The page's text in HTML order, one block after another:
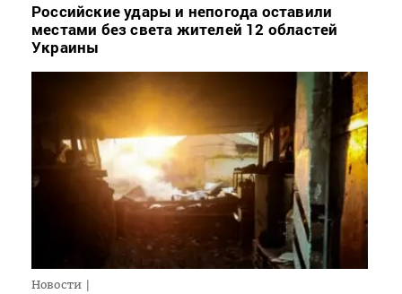
Российские удары и непогода оставили
местами без света жителей 12 областей
Украины
Новости